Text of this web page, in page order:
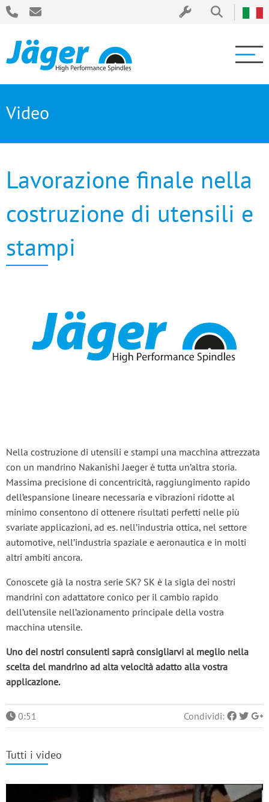
Video
Lavorazione finale nella
costruzione di utensili e
stampi
Nella costruzione di utensili e stampi una macchina attrezzata
con un mandrino Nakanishi Jaeger è tutta un’altra storia.
Massima precisione di concentricità, raggiungimento rapido
dell’espansione lineare necessaria e vibrazioni ridotte al
minimo consentono di ottenere risultati perfetti nelle più
svariate applicazioni, ad es. nell’industria ottica, nel settore
automotive, nell’industria spaziale e aeronautica e in molti
altri ambiti ancora.
Conoscete già la nostra serie SK? SK è la sigla dei nostri
mandrini con adattatore conico per il cambio rapido
dell’utensile nell’azionamento principale della vostra
macchina utensile.
Uno dei nostri consulenti saprà consigliarvi al meglio nella
scelta del mandrino ad alta velocità adatto alla vostra
applicazione.
0:51 Condividi:
Tutti i video